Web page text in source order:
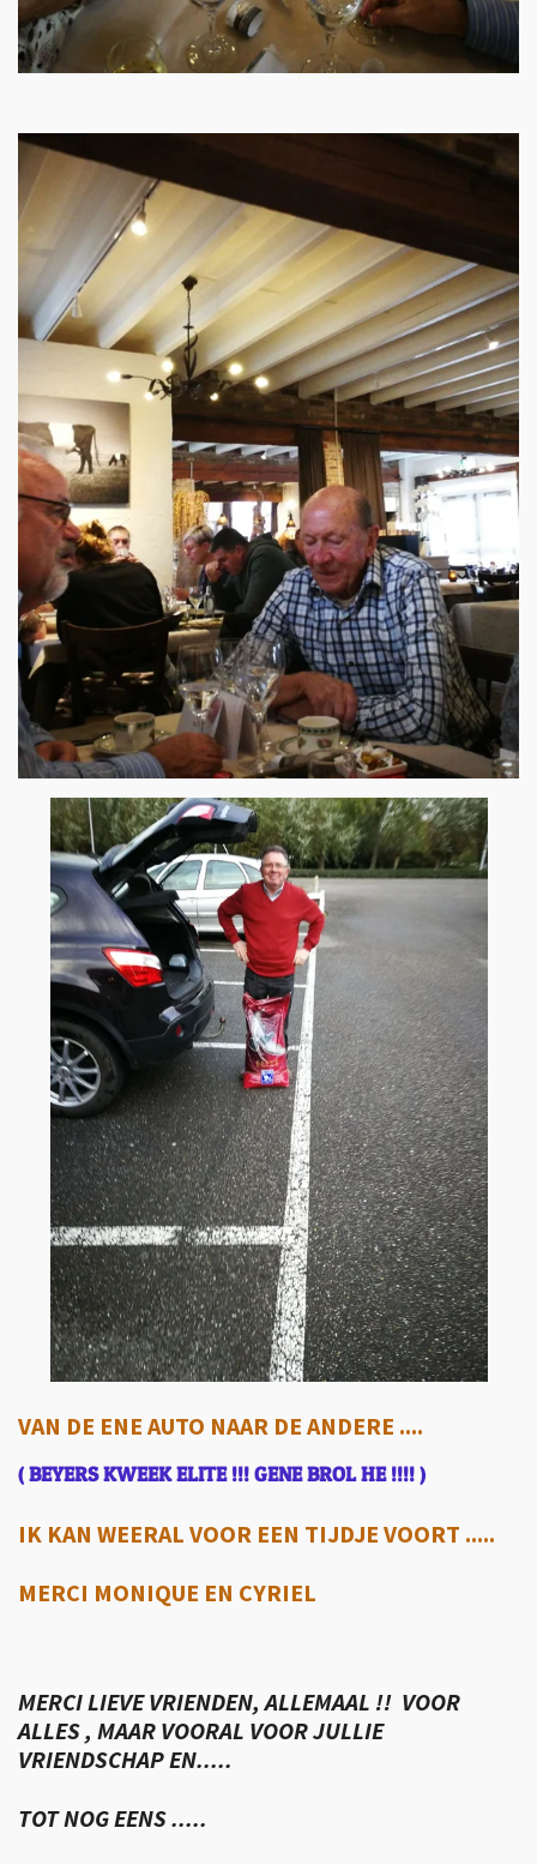
VAN DE ENE AUTO NAAR DE ANDERE ....
( BEYERS KWEEK ELITE !!! GENE BROL HE !!!! )
IK KAN WEERAL VOOR EEN TIJDJE VOORT .....
MERCI MONIQUE EN CYRIEL
MERCI LIEVE VRIENDEN, ALLEMAAL !! VOOR
ALLES , MAAR VOORAL VOOR JULLIE
VRIENDSCHAP EN.....
TOT NOG EENS .....